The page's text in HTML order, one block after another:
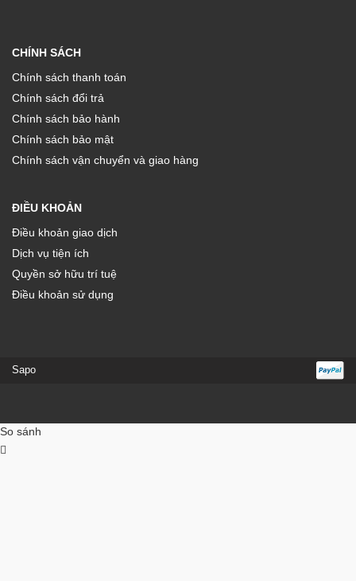
CHÍNH SÁCH
Chính sách thanh toán
Chính sách đổi trả
Chính sách bảo hành
Chính sách bảo mật
Chính sách vận chuyển và giao hàng
ĐIỀU KHOẢN
Điều khoản giao dịch
Dịch vụ tiện ích
Quyền sở hữu trí tuệ
Điều khoản sử dụng
Sapo
So sánh